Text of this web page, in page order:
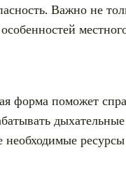
Важно не
форма поможет
необходимые